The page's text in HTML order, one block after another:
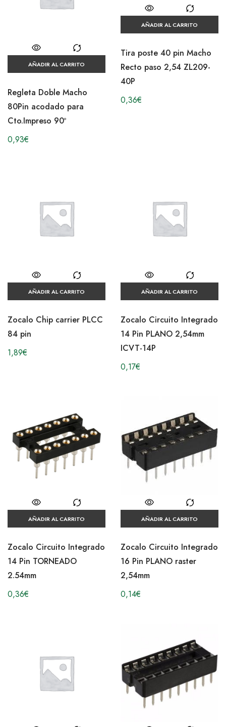
AÑADIR AL CARRITO
Regleta Doble Macho
80Pin acodado para
Cto.Impreso 90º
0,93€
AÑADIR AL CARRITO
Tira poste 40 pin Macho
Recto paso 2,54 ZL209-
40P
0,36€
AÑADIR AL CARRITO
Zocalo Chip carrier PLCC
84 pin
1,89€
AÑADIR AL CARRITO
Zocalo Circuito Integrado
14 Pin PLANO 2,54mm
ICVT-14P
0,17€
AÑADIR AL CARRITO
Zocalo Circuito Integrado
14 Pin TORNEADO
2.54mm
0,36€
AÑADIR AL CARRITO
Zocalo Circuito Integrado
16 Pin PLANO raster
2,54mm
0,14€